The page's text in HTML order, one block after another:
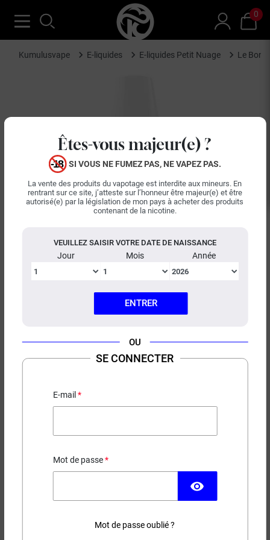
Êtes-vous majeur(e) ?
SI VOUS NE FUMEZ PAS, NE VAPEZ PAS.
La vente des produits du vapotage est interdite aux mineurs. En
rentrant sur ce site, j’atteste sur l’honneur être majeur(e) et être
autorisé(e) par la législation de mon pays à acheter des produits
contenant de la nicotine.
VEUILLEZ SAISIR VOTRE DATE DE NAISSANCE
Jour Mois Année
ENTRER
OU
SE CONNECTER
E-mail
Mot de passe
visibility
Mot de passe oublié ?
0
Kumulusvape E-liquides E-liquides Petit Nuage Le Bon
E-LIQUIDE LE BON COPAIN
SELS DE NICOTINE PETIT
Classic blond
Contenance Taux de nicotine